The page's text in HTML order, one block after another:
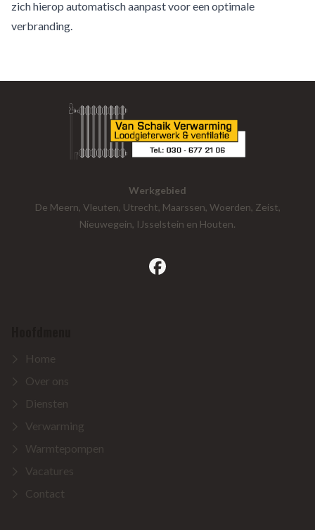
zich hierop automatisch aanpast voor een optimale
verbranding.
Werkgebied
De Meern, Vleuten, Utrecht, Maarssen, Woerden, Zeist,
Nieuwegein, IJsselstein en Houten.
facebook
Home
Over ons
Diensten
Verwarming
Warmtepompen
Vacatures
Contact